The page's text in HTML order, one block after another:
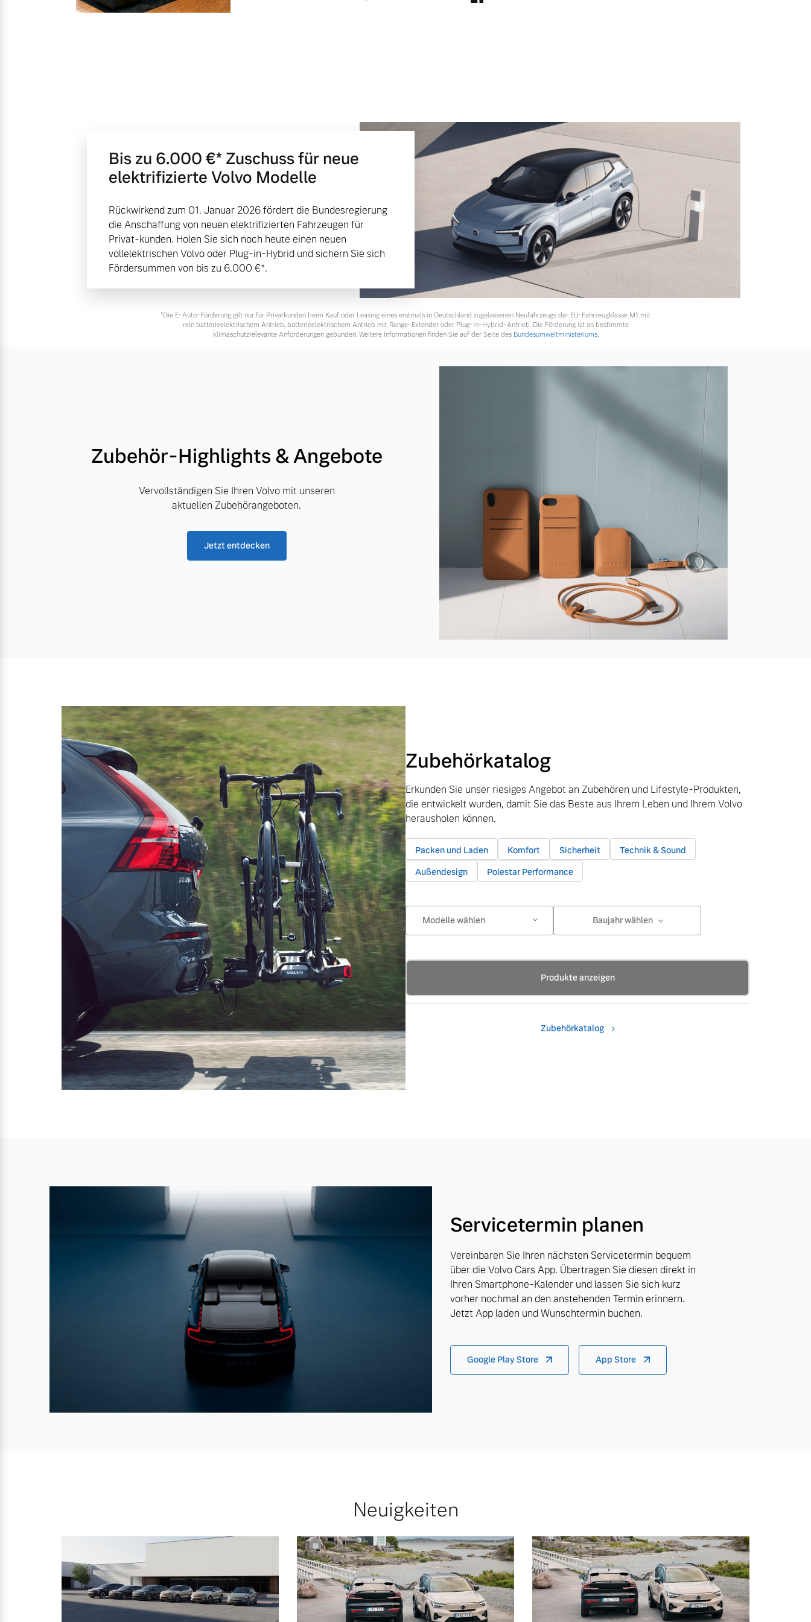
Unsere News & Events
Bis zu 6.000 €⁠* Zuschuss für neue
elektrifizierte Volvo Modelle
Rückwirkend zum 01. Januar 2026 fördert die Bundesregierung
die Anschaffung von neuen elektrifizierten Fahrzeugen für
Privat-kunden. Holen Sie sich noch heute einen neuen
vollelektrischen Volvo oder Plug-in-Hybrid und sichern Sie sich
Fördersummen von bis zu 6.000 €⁠*.
*Die E‑Auto-Förderung gilt nur für Privatkunden beim Kauf oder Leasing eines erstmals in Deutschland zugelassenen Neufahrzeugs der EU-Fahrzeugklasse M1 mit
rein batterieelektrischem Antrieb, batterieelektrischem Antrieb mit Range-Extender oder Plug-in-Hybrid-Antrieb. Die Förderung ist an bestimmte
klimaschutzrelevante Anforderungen gebunden. Weitere Informationen finden Sie auf der Seite des Bundesumweltministeriums.
Zubehör-Highlights & Angebote
Vervollständigen Sie Ihren Volvo mit unseren
aktuellen Zubehörangeboten.
Jetzt entdecken
Zubehörkatalog
Erkunden Sie unser riesiges Angebot an Zubehören und Lifestyle-Produkten,
die entwickelt wurden, damit Sie das Beste aus Ihrem Leben und Ihrem Volvo
herausholen können.
Packen und Laden Komfort Sicherheit
Technik & Sound
Außendesign
Polestar Performance
Modelle wählen Baujahr wählen
Produkte anzeigen
Zubehörkatalog
Servicetermin planen
Vereinbaren Sie Ihren nächsten Servicetermin bequem
über die Volvo Cars App. Übertragen Sie diesen direkt in
Ihren Smartphone-Kalender und lassen Sie sich kurz
vorher nochmal an den anstehenden Termin erinnern.
Jetzt App laden und Wunschtermin buchen.
Google Play Store App Store
Neuigkeiten